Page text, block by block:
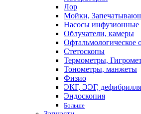
Лор
Мойки,
Насосы инфузионные
Облучатели, камеры
Офтальмологическое
Стетоскопы
Термометры,
Тонометры, манжеты
Физио
ЭКГ, ЭЭГ,
Эндоскопия
Больше